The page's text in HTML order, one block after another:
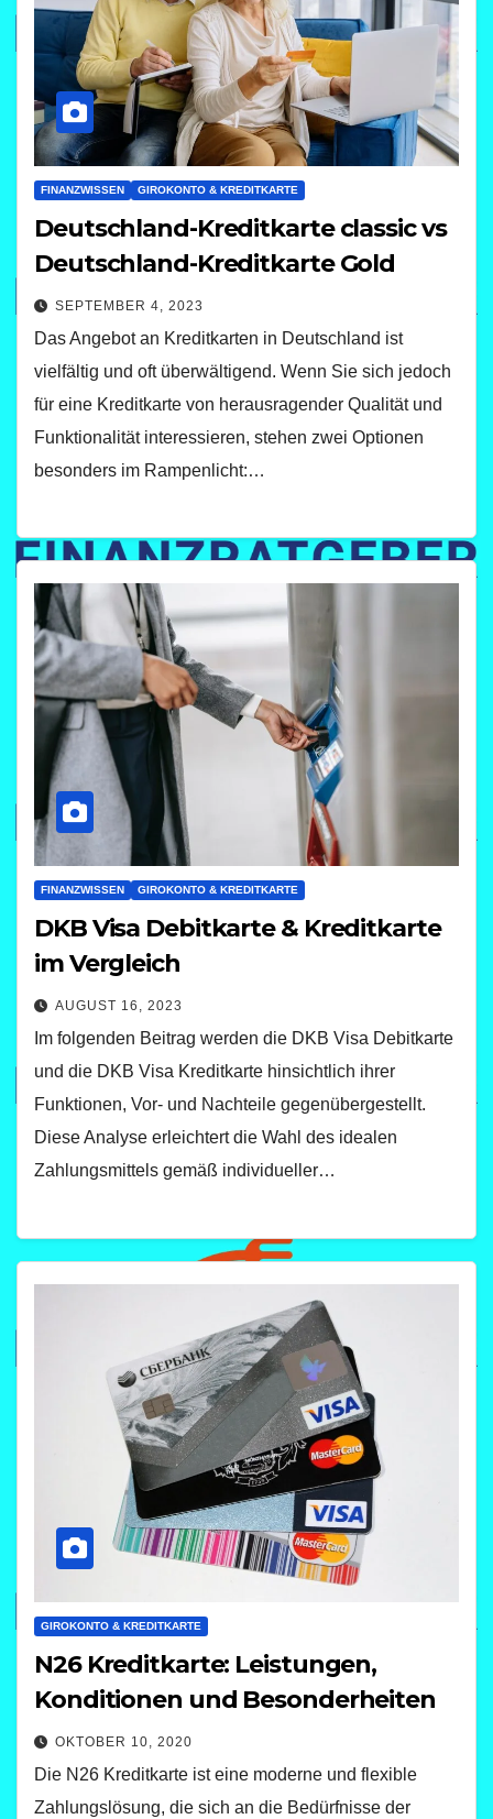
FINANZWISSEN GIROKONTO & KREDITKARTE
Deutschland-Kreditkarte classic vs
Deutschland-Kreditkarte Gold
SEPTEMBER 4, 2023
Das Angebot an Kreditkarten in Deutschland ist
vielfältig und oft überwältigend. Wenn Sie sich jedoch
für eine Kreditkarte von herausragender Qualität und
Funktionalität interessieren, stehen zwei Optionen
besonders im Rampenlicht:…
FINANZWISSEN GIROKONTO & KREDITKARTE
DKB Visa Debitkarte & Kreditkarte
im Vergleich
AUGUST 16, 2023
Im folgenden Beitrag werden die DKB Visa Debitkarte
und die DKB Visa Kreditkarte hinsichtlich ihrer
Funktionen, Vor- und Nachteile gegenübergestellt.
Diese Analyse erleichtert die Wahl des idealen
Zahlungsmittels gemäß individueller…
GIROKONTO & KREDITKARTE
N26 Kreditkarte: Leistungen,
Konditionen und Besonderheiten
OKTOBER 10, 2020
Die N26 Kreditkarte ist eine moderne und flexible
Zahlungslösung, die sich an die Bedürfnisse der